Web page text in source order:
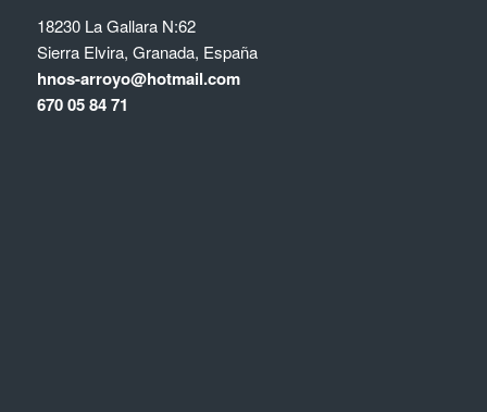
18230 La Gallara N:62
Sierra Elvira, Granada, España
hnos-arroyo@hotmail.com
670 05 84 71